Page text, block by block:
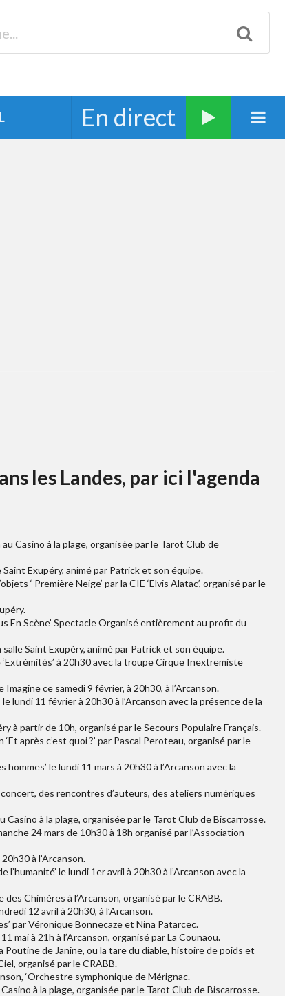
En direct
les Landes, par ici l'agenda
Casino à la plage, organisée par le Tarot Club de
Saint Exupéry, animé par Patrick et son équipe.
‘ Première Neige’ par la CIE ‘Elvis Alatac’, organisé par le
En Scène’ Spectacle Organisé entièrement au profit du
salle Saint Exupéry, animé par Patrick et son équipe.
à 20h30 avec la troupe Cirque Inextremiste
ce samedi 9 février, à 20h30, à l’Arcanson.
lundi 11 février à 20h30 à l’Arcanson avec la présence de la
à partir de 10h, organisé par le Secours Populaire Français.
après c’est quoi ?’ par Pascal Peroteau, organisé par le
le lundi 11 mars à 20h30 à l’Arcanson avec la
concert, des rencontres d’auteurs, des ateliers numériques
à la plage, organisée par le Tarot Club de Biscarrosse.
24 mars de 10h30 à 18h organisé par l’Association
à l’Arcanson.
le lundi 1er avril à 20h30 à l’Arcanson avec la
Chimères à l’Arcanson, organisé par le CRABB.
12 avril à 20h30, à l’Arcanson.
par Véronique Bonnecaze et Nina Patarcec.
mai à 21h à l’Arcanson, organisé par La Counaou.
Poutine de Janine, ou la tare du diable, histoire de poids et
organisé par le CRABB.
‘Orchestre symphonique de Mérignac.
à la plage, organisée par le Tarot Club de Biscarrosse.